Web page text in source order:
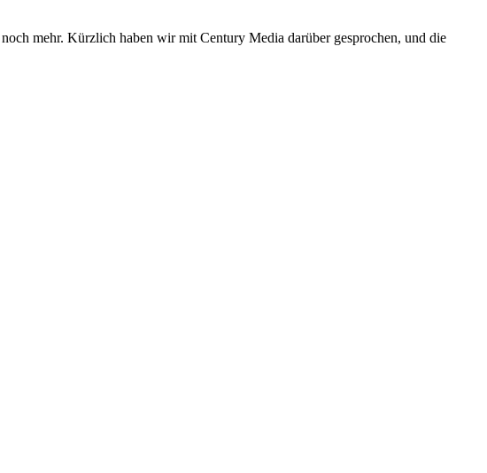
noch mehr. Kürzlich haben wir mit Century Media darüber gesprochen, und die